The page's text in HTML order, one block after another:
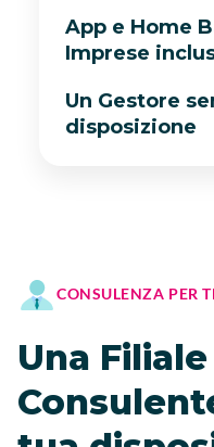
App e Home
Imprese
Un Gestore
disposizione
CONSULENZA PER
Una